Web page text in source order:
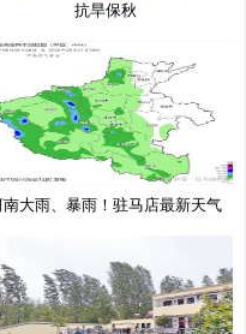
抗旱保秋
南大雨、暴雨！驻马店最新天气